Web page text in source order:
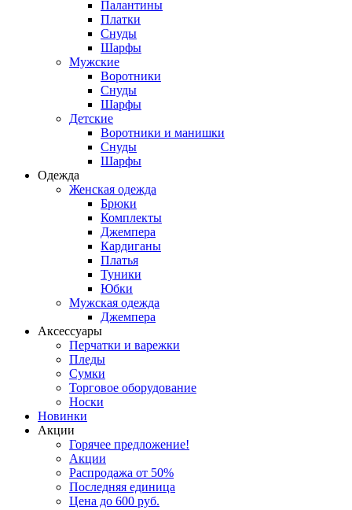
Палантины
Платки
Снуды
Шарфы
Мужские
Воротники
Снуды
Шарфы
Детские
Воротники и манишки
Снуды
Шарфы
Одежда
Женская одежда
Брюки
Комплекты
Джемпера
Кардиганы
Платья
Туники
Юбки
Мужская одежда
Джемпера
Аксессуары
Перчатки и варежки
Пледы
Сумки
Торговое оборудование
Носки
Новинки
Акции
Горячее предложение!
Акции
Распродажа от 50%
Последняя единица
Цена до 600 руб.